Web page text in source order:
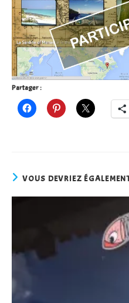
Partager :
VOUS DEVRIEZ